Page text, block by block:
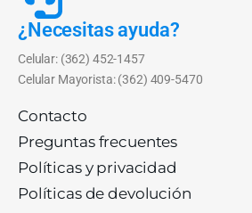
¿Necesitas ayuda?
Celular: (362) 452-1457
Celular Mayorista: (362) 409-5470
Contacto
Preguntas frecuentes
Políticas y privacidad
Políticas de devolución